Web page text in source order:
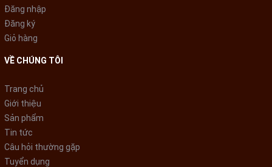
Công nghệ làm lạnh và bảo
quản thực phẩm
Đăng nhập
Đăng ký
Giỏ hàng
VỀ CHÚNG TÔI
Trang chủ
Giới thiệu
Sản phẩm
Tin tức
Câu hỏi thường gặp
Tuyển dụng